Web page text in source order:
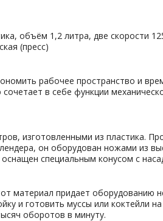
объём 1,2 литра, две скорости
(пресс)
рабочее пространство и
в себе функции
изготовленными из пластика.
он оборудован ножами из
специальным конусом с
материал придает оборудованию
и готовить муссы или коктейли
оборотов в минуту.